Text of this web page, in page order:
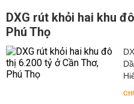
DXG rút khỏi hai khu
Phú Thọ